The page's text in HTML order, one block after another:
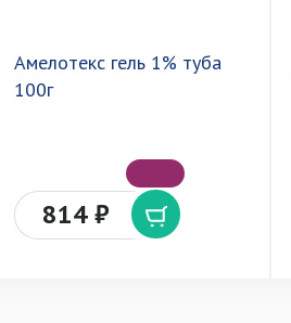
Амелотекс гель 1% туба
100г
814 ₽